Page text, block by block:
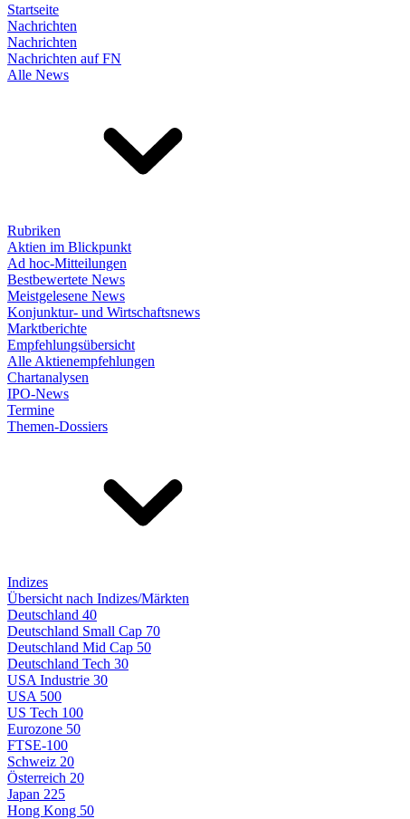
Startseite
Nachrichten
Nachrichten
Nachrichten auf FN
Alle News
Rubriken
Aktien im Blickpunkt
Ad hoc-Mitteilungen
Bestbewertete News
Meistgelesene News
Konjunktur- und Wirtschaftsnews
Marktberichte
Empfehlungsübersicht
Alle Aktienempfehlungen
Chartanalysen
IPO-News
Termine
Themen-Dossiers
Indizes
Übersicht nach Indizes/Märkten
Deutschland 40
Deutschland Small Cap 70
Deutschland Mid Cap 50
Deutschland Tech 30
USA Industrie 30
USA 500
US Tech 100
Eurozone 50
FTSE-100
Schweiz 20
Österreich 20
Japan 225
Hong Kong 50